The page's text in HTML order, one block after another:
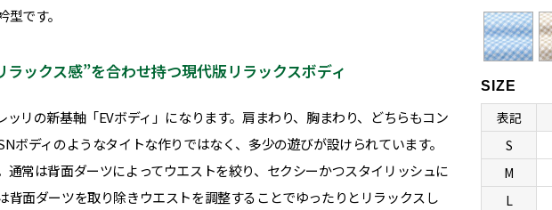
です。
ックス感”を合わせ持つ現代版リラックスボディ
リの新基軸「EVボディ」になります。肩まわり、胸まわり、どちらもコン
ボディのようなタイトな作りではなく、多少の遊びが設けられています。
通常は背面ダーツによってウエストを絞り、セクシーかつスタイリッシュに
背面ダーツを取り除きウエストを調整することでゆったりとリラックスし
SIZE
表記
S
M
L